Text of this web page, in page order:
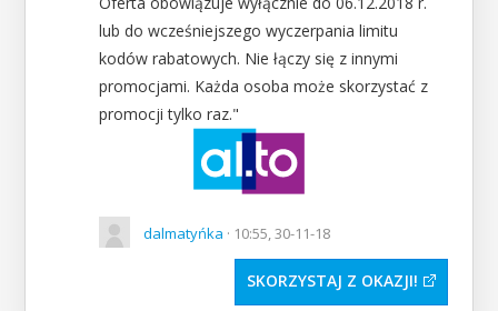
lub do wcześniejszego wyczerpania limitu
kodów rabatowych. Nie łączy się z innymi
promocjami. Każda osoba może skorzystać z
promocji tylko raz."
dalmatyńka · 10:55, 30-11-18
SKORZYSTAJ Z OKAZJI